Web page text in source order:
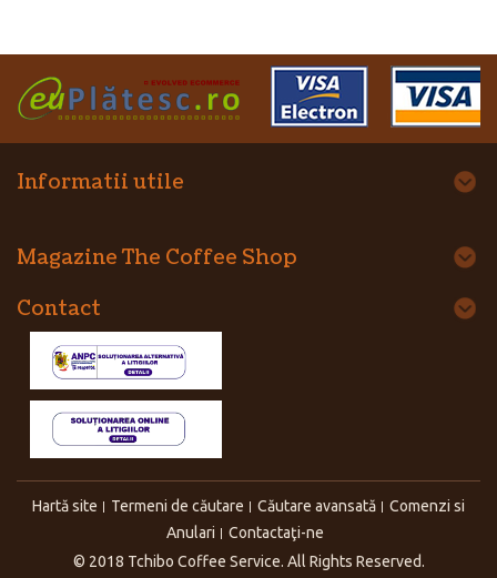
Informatii utile
Magazine The Coffee Shop
Contact
Hartă site Termeni de căutare Căutare avansată
Comenzi si
Anulari
Contactaţi-ne
© 2018 Tchibo Coffee Service. All Rights Reserved.